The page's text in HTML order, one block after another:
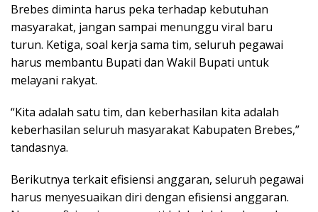
Brebes diminta harus peka terhadap kebutuhan
masyarakat, jangan sampai menunggu viral baru
turun. Ketiga, soal kerja sama tim, seluruh pegawai
harus membantu Bupati dan Wakil Bupati untuk
melayani rakyat.
“Kita adalah satu tim, dan keberhasilan kita adalah
keberhasilan seluruh masyarakat Kabupaten Brebes,”
tandasnya.
Berikutnya terkait efisiensi anggaran, seluruh pegawai
harus menyesuaikan diri dengan efisiensi anggaran.